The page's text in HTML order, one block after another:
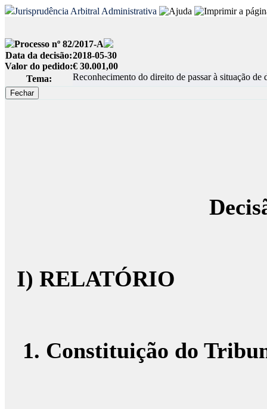
Jurisprudência Arbitral Administrativa
Processo nº 82/2017-A
Data da decisão:2018-05-30
Valor do pedido:€ 30.001,00
Tema:
Reconhecimento do direito de passar à situação
I) RELATÓRIO
1. Constituição do